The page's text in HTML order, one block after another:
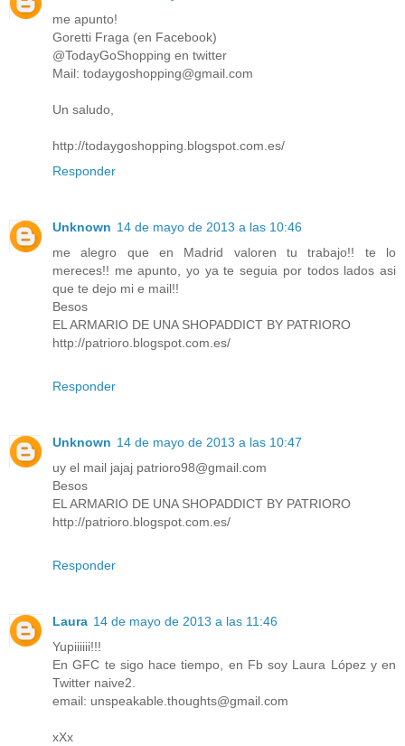
me apunto!
Goretti Fraga (en Facebook)
@TodayGoShopping en twitter
Mail: todaygoshopping@gmail.com
Un saludo,
http://todaygoshopping.blogspot.com.es/
Responder
Unknown 14 de mayo de 2013 a las 10:46
me alegro que en Madrid valoren tu trabajo!! te lo
mereces!! me apunto, yo ya te seguia por todos lados asi
que te dejo mi e mail!!
Besos
EL ARMARIO DE UNA SHOPADDICT BY PATRIORO
http://patrioro.blogspot.com.es/
Responder
Unknown 14 de mayo de 2013 a las 10:47
uy el mail jajaj patrioro98@gmail.com
Besos
EL ARMARIO DE UNA SHOPADDICT BY PATRIORO
http://patrioro.blogspot.com.es/
Responder
Laura 14 de mayo de 2013 a las 11:46
Yupiiiiii!!!
En GFC te sigo hace tiempo, en Fb soy Laura López y en
Twitter naive2.
email: unspeakable.thoughts@gmail.com
xXx